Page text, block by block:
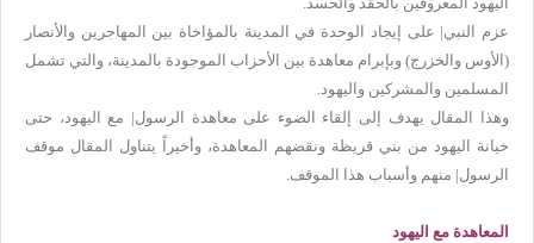
عزم النبي| على إيجاد الوحدة في المدينة بالمؤاخاة بين المهاجرين والأنصار
(الأوس والخزرج) وبإبرام معاهدة بين الأحزاب الموجودة بالمدينة، والتي تشمل
المسلمين والمشركين واليهود.
وهذا المقال يهدف إلى إلقاء الضوء على معاهدة الرسول| مع اليهود، حتى
خيانة اليهود من بني قريظة ونقضهم المعاهدة، وأخيراً يتناول المقال موقف
الرسول| منهم وأسباب هذا الموقف.
المعاهدة مع اليهود